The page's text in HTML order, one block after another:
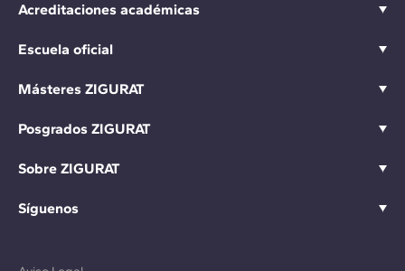
Acreditaciones académicas
Escuela oficial
Másteres ZIGURAT
Posgrados ZIGURAT
Sobre ZIGURAT
Síguenos